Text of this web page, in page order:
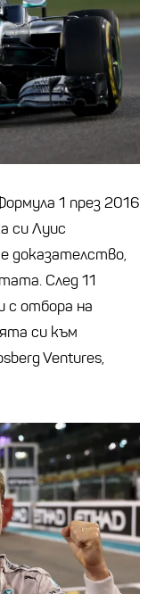
1 през 2016
си Луис
докaзaтелство,
След 11
с отборa нa
си към
Ventures,